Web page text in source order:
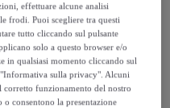
effettuare alcune analisi
frodi. Puoi scegliere tra questi
tutto cliccando sul pulsante
solo a questo browser e/o
in qualsiasi momento cliccando sul
sulla privacy". Alcuni
corretto funzionamento del nostro
consentono la presentazione